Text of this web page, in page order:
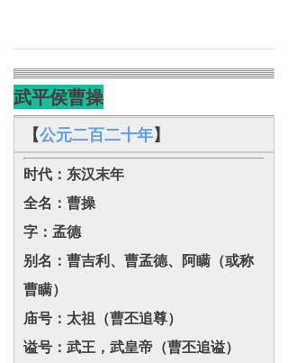
武平侯曹操
【公元二百二十年】
时代：东汉末年
全名：曹操
字：孟德
别名：曹吉利、曹孟德、阿瞒（或称
曹瞒）
庙号：太祖（曹丕追尊）
谥号：武王，武皇帝（曹丕追谥）